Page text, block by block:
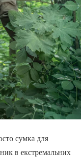
сумка для
в екстремальних